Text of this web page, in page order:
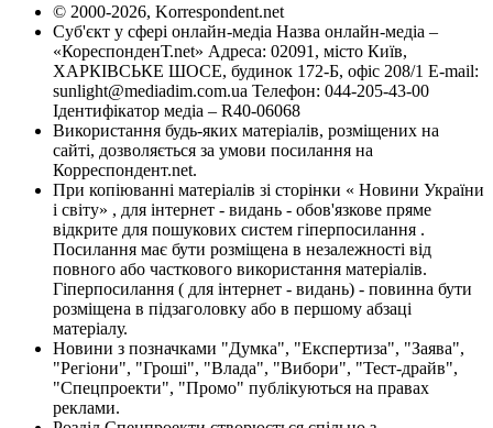
© 2000-2026, Korrespondent.net
Суб'єкт у сфері онлайн-медіа Назва онлайн-медіа –
«КореспонденТ.net» Адреса: 02091, місто Київ,
ХАРКІВСЬКЕ ШОСЕ, будинок 172-Б, офіс 208/1 E-mail:
sunlight@mediadim.com.ua Телефон: 044-205-43-00
Ідентифікатор медіа – R40-06068
Використання будь-яких матеріалів, розміщених на
сайті, дозволяється за умови посилання на
Корреспондент.net.
При копіюванні матеріалів зі сторінки « Новини України
і світу» , для інтернет - видань - обов'язкове пряме
відкрите для пошукових систем гіперпосилання .
Посилання має бути розміщена в незалежності від
повного або часткового використання матеріалів.
Гіперпосилання ( для інтернет - видань) - повинна бути
розміщена в підзаголовку або в першому абзаці
матеріалу.
Новини з позначками "Думка", "Експертиза", "Заява",
"Регіони", "Гроші", "Влада", "Вибори", "Тест-драйв",
"Спецпроекти", "Промо" публікуються на правах
реклами.